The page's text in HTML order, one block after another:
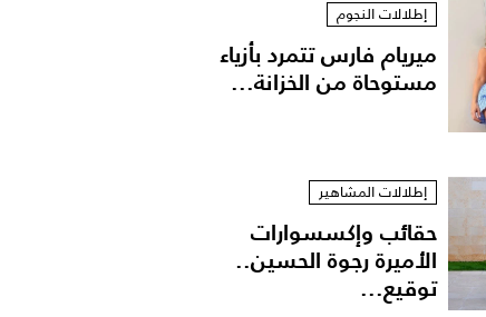
إطلالات النجوم
ميريام فارس تتمرد بأزياء
مستوحاة من الخزانة...
إطلالات المشاهير
حقائب وإكسسوارات
الأميرة رجوة الحسين..
توقيع...